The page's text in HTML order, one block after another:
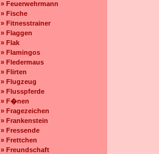
» Feuerwehrmann
» Fische
» Fitnesstrainer
» Flaggen
» Flak
» Flamingos
» Fledermaus
» Flirten
» Flugzeug
» Flusspferde
» F�nen
» Fragezeichen
» Frankenstein
» Fressende
» Frettchen
» Freundschaft